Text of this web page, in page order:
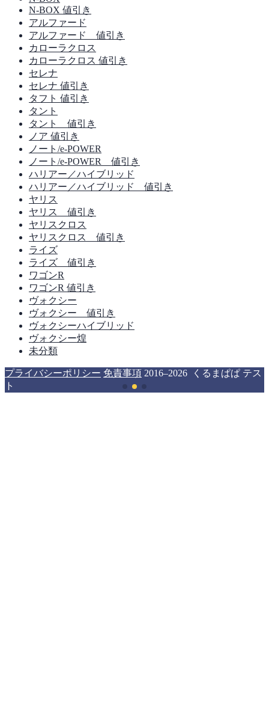
N-BOX 値引き
アルファード
アルファード 値引き
カローラクロス
カローラクロス 値引き
セレナ
セレナ 値引き
タフト 値引き
タント
タント 値引き
ノア 値引き
ノート/e-POWER
ノート/e-POWER 値引き
ハリアー／ハイブリッド
ハリアー／ハイブリッド 値引き
ヤリス
ヤリス 値引き
ヤリスクロス
ヤリスクロス 値引き
ライズ
ライズ 値引き
ワゴンR
ワゴンR 値引き
ヴォクシー
ヴォクシー 値引き
ヴォクシーハイブリッド
ヴォクシー煌
未分類
プライバシーポリシー 免責事項 2016–2026 くるまぱぱ テス
ト